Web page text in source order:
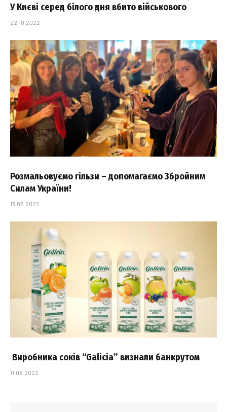
У Києві серед білого дня вбито військового
22.10.2022
Розмальовуємо гільзи – допомагаємо Збройним
Силам України!
13.08.2022
Виробника соків “Galicia” визнали банкрутом
11.08.2022